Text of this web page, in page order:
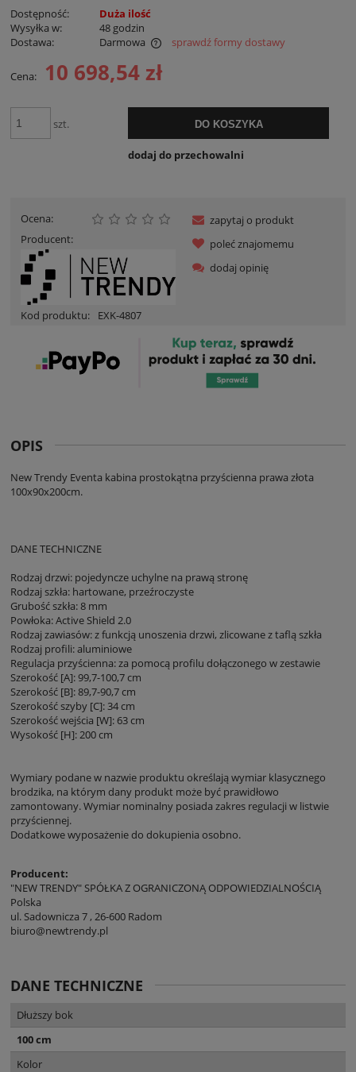
Dostępność:
Duża ilość
Wysyłka w:
48 godzin
Dostawa:
Darmowa
sprawdź formy dostawy
Cena: 10 698,54 zł
szt. DO KOSZYKA
dodaj do przechowalni
Ocena:
Producent:
Kod produktu: EXK-4807
zapytaj o produkt
poleć znajomemu
dodaj opinię
OPIS
New Trendy Eventa kabina prostokątna przyścienna prawa złota
100x90x200cm.
DANE TECHNICZNE
Rodzaj drzwi: pojedyncze uchylne na prawą stronę
Rodzaj szkła: hartowane, przeźroczyste
Grubość szkła: 8 mm
Powłoka: Active Shield 2.0
Rodzaj zawiasów: z funkcją unoszenia drzwi, zlicowane z taflą szkła
Rodzaj profili: aluminiowe
Regulacja przyścienna: za pomocą profilu dołączonego w zestawie
Szerokość [A]: 99,7-100,7 cm
Szerokość [B]: 89,7-90,7 cm
Szerokość szyby [C]: 34 cm
Szerokość wejścia [W]: 63 cm
Wysokość [H]: 200 cm
Wymiary podane w nazwie produktu określają wymiar klasycznego
brodzika, na którym dany produkt może być prawidłowo
zamontowany. Wymiar nominalny posiada zakres regulacji w listwie
przyściennej.
Dodatkowe wyposażenie do dokupienia osobno.
Producent:
"NEW TRENDY" SPÓŁKA Z OGRANICZONĄ ODPOWIEDZIALNOŚCIĄ
Polska
ul. Sadownicza 7 , 26-600 Radom
biuro@newtrendy.pl
DANE TECHNICZNE
Dłuższy bok
100 cm
Kolor